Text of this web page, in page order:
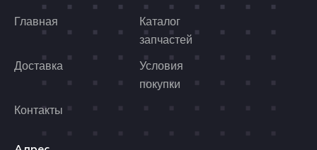
Главная
Каталог
запчастей
Доставка
Условия
покупки
Контакты